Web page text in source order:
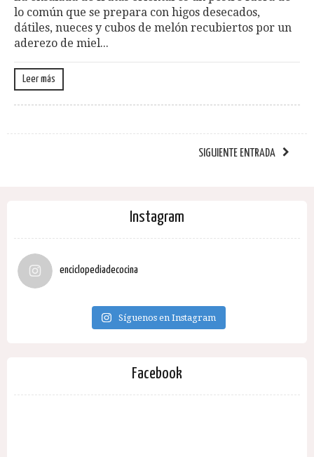
lo común que se prepara con higos desecados,
dátiles, nueces y cubos de melón recubiertos por un
aderezo de miel...
Leer más
SIGUIENTE ENTRADA
Instagram
enciclopediadecocina
Síguenos en Instagram
Facebook